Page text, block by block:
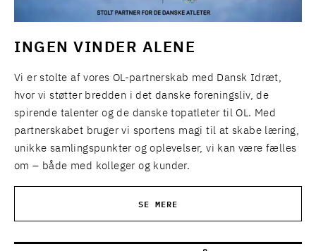
INGEN VINDER ALENE
Vi er stolte af vores OL-partnerskab med Dansk Idræt,
hvor vi støtter bredden i det danske foreningsliv, de
spirende talenter og de danske topatleter til OL. Med
partnerskabet bruger vi sportens magi til at skabe læring,
unikke samlingspunkter og oplevelser, vi kan være fælles
om – både med kolleger og kunder.
SE MERE